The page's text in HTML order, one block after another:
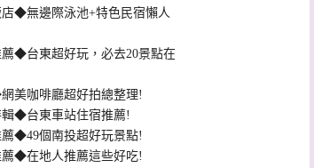
店◆無邊際泳池+特色民宿懶人
薦◆台東超好玩，必去20景點在
美咖啡廳超好拍總整理!
輯◆台東車站住宿推薦!
◆49個南投超好玩景點!
◆在地人推薦這些好吃!